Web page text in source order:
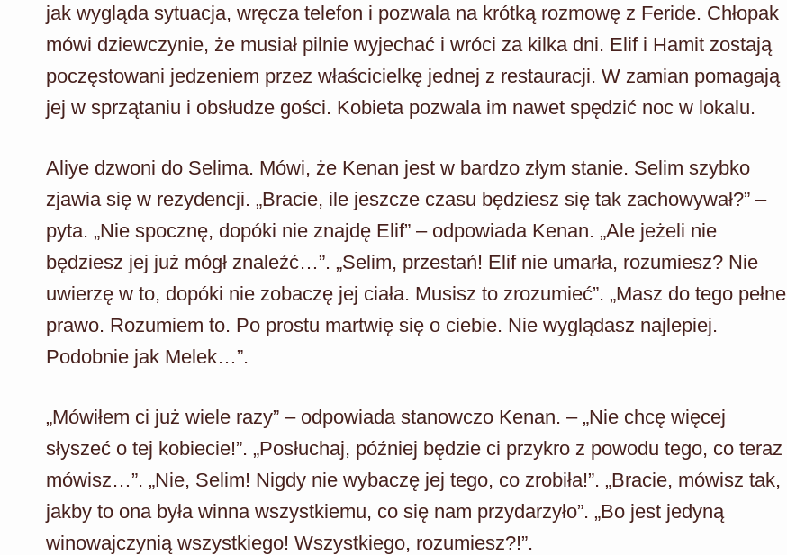
jak wygląda sytuacja, wręcza telefon i pozwala na krótką rozmowę z Feride. Chłopak
mówi dziewczynie, że musiał pilnie wyjechać i wróci za kilka dni. Elif i Hamit zostają
poczęstowani jedzeniem przez właścicielkę jednej z restauracji. W zamian pomagają
jej w sprzątaniu i obsłudze gości. Kobieta pozwala im nawet spędzić noc w lokalu.
Aliye dzwoni do Selima. Mówi, że Kenan jest w bardzo złym stanie. Selim szybko
zjawia się w rezydencji. „Bracie, ile jeszcze czasu będziesz się tak zachowywał?” –
pyta. „Nie spocznę, dopóki nie znajdę Elif” – odpowiada Kenan. „Ale jeżeli nie
będziesz jej już mógł znaleźć…”. „Selim, przestań! Elif nie umarła, rozumiesz? Nie
uwierzę w to, dopóki nie zobaczę jej ciała. Musisz to zrozumieć”. „Masz do tego pełne
prawo. Rozumiem to. Po prostu martwię się o ciebie. Nie wyglądasz najlepiej.
Podobnie jak Melek…”.
„Mówiłem ci już wiele razy” – odpowiada stanowczo Kenan. – „Nie chcę więcej
słyszeć o tej kobiecie!”. „Posłuchaj, później będzie ci przykro z powodu tego, co teraz
mówisz…”. „Nie, Selim! Nigdy nie wybaczę jej tego, co zrobiła!”. „Bracie, mówisz tak,
jakby to ona była winna wszystkiemu, co się nam przydarzyło”. „Bo jest jedyną
winowajczynią wszystkiego! Wszystkiego, rozumiesz?!”.